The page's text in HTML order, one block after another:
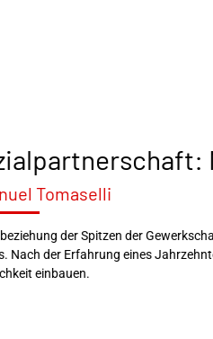
Tomaselli
der Spitzen der
Nach der Erfahrung eines
einbauen.